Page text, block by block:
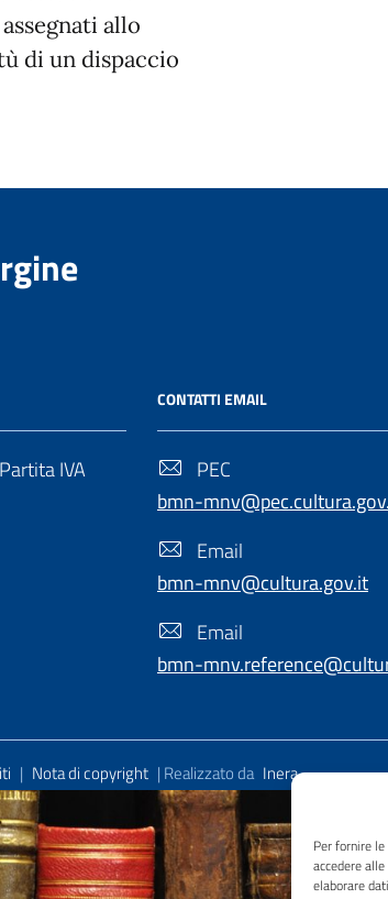
Per fornire
accedere
elaborare
allo
di un dispaccio
IVA
CONTATTI EMAIL
PEC
bmn-
Email
bmn-mnv@cultura.gov.it
Email
bmn-
| Nota di copyright | Realizzato da Inera